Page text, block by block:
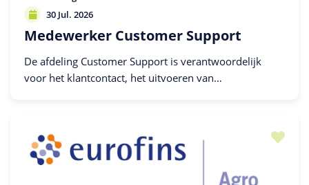
30 Jul. 2026
Medewerker Customer Support
De afdeling Customer Support is verantwoordelijk
voor het klantcontact, het uitvoeren van